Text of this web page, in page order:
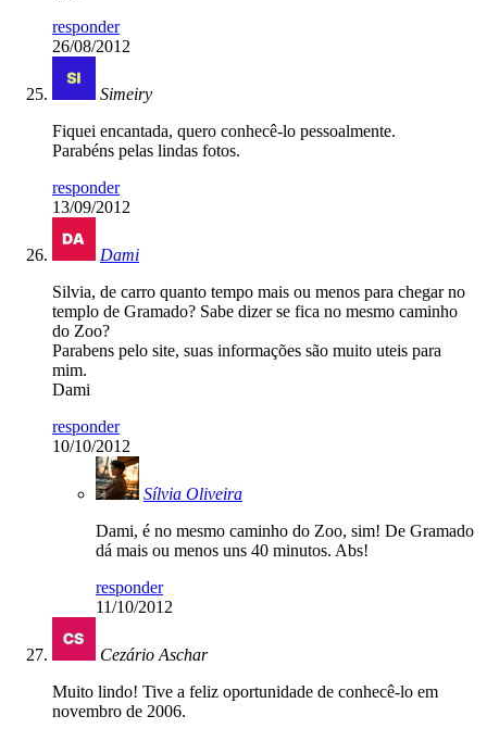
responder
26/08/2012
Simeiry
Fiquei encantada, quero conhecê-lo pessoalmente.
Parabéns pelas lindas fotos.
responder
13/09/2012
Dami
Silvia, de carro quanto tempo mais ou menos para chegar no
templo de Gramado? Sabe dizer se fica no mesmo caminho
do Zoo?
Parabens pelo site, suas informações são muito uteis para
mim.
Dami
responder
10/10/2012
Sílvia Oliveira
Dami, é no mesmo caminho do Zoo, sim! De Gramado
dá mais ou menos uns 40 minutos. Abs!
responder
11/10/2012
Cezário Aschar
Muito lindo! Tive a feliz oportunidade de conhecê-lo em
novembro de 2006.